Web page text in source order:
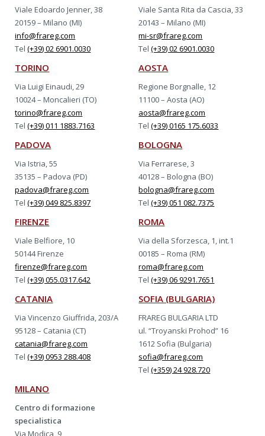
Viale Edoardo Jenner, 38
20159 – Milano (MI)
info@frareg.com
Tel(+39) 02 6901.0030
Viale Santa Rita da Cascia, 33
20143 – Milano (MI)
mi-sr@frareg.com
Tel(+39) 02 6901.0030
TORINO
Via Luigi Einaudi, 29
10024 – Moncalieri (TO)
torino@frareg.com
Tel(+39) 011 1883.7163
AOSTA
Regione Borgnalle, 12
11100 – Aosta (AO)
aosta@frareg.com
Tel(+39) 0165 175.6033
PADOVA
Via Istria, 55
35135 – Padova (PD)
padova@frareg.com
Tel(+39) 049 825.8397
BOLOGNA
Via Ferrarese, 3
40128 – Bologna (BO)
bologna@frareg.com
Tel(+39) 051 082.7375
FIRENZE
Viale Belfiore, 10
50144 Firenze
firenze@frareg.com
Tel(+39) 055.0317.642
ROMA
Via della Sforzesca, 1, int.1
00185 – Roma (RM)
roma@frareg.com
Tel(+39) 06 9291.7651
CATANIA
Via Vincenzo Giuffrida, 203/A
95128 – Catania (CT)
catania@frareg.com
Tel(+39) 0953 288.408
SOFIA (BULGARIA)
FRAREG BULGARIA LTD
ul. “Troyanski Prohod” 16
1612 Sofia (Bulgaria)
sofia@frareg.com
Tel(+359) 24 928.720
MILANO
Centro di formazione
specialistica
Via Modica, 9